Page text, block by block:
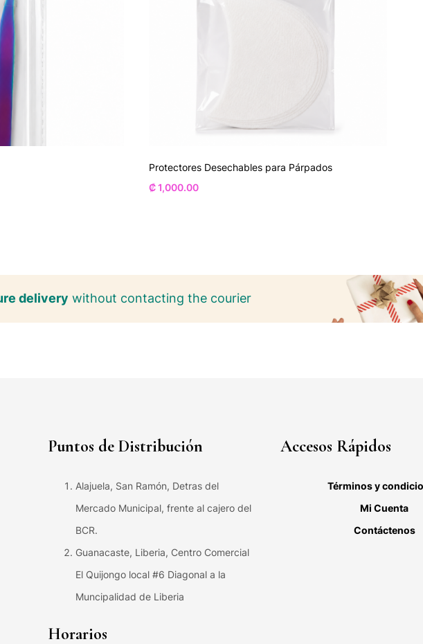
Protectores Desechables para Párpados
₡1,000.00
delivery without contacting the courier
Puntos de Distribución
Alajuela, San Ramón, Detras del
Mercado Municipal, frente al cajero del
BCR.
Guanacaste, Liberia, Centro Comercial
El Quijongo local #6 Diagonal a la
Muncipalidad de Liberia
Horarios
Accesos Rápidos
Términos y
Mi Cuenta
Contáctenos